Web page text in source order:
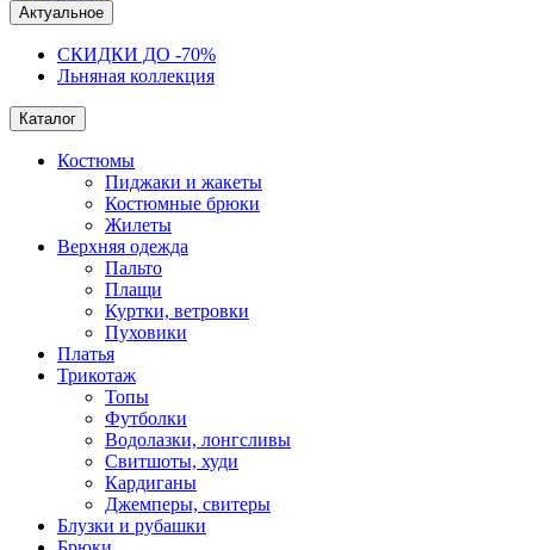
Актуальное
СКИДКИ ДО -70%
Льняная коллекция
Каталог
Костюмы
Пиджаки и жакеты
Костюмные брюки
Жилеты
Верхняя одежда
Пальто
Плащи
Куртки, ветровки
Пуховики
Платья
Трикотаж
Топы
Футболки
Водолазки, лонгсливы
Свитшоты, худи
Кардиганы
Джемперы, свитеры
Блузки и рубашки